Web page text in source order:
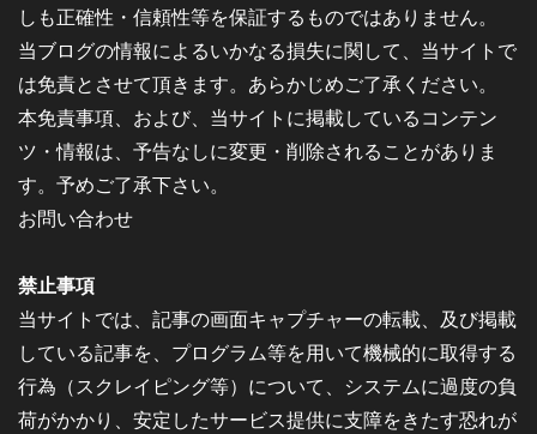
しも正確性・信頼性等を保証するものではありません。
当ブログの情報によるいかなる損失に関して、当サイトで
は免責とさせて頂きます。あらかじめご了承ください。
本免責事項、および、当サイトに掲載しているコンテン
ツ・情報は、予告なしに変更・削除されることがありま
す。予めご了承下さい。
お問い合わせ
禁止事項
当サイトでは、記事の画面キャプチャーの転載、及び掲載
している記事を、プログラム等を用いて機械的に取得する
行為（スクレイピング等）について、システムに過度の負
荷がかかり、安定したサービス提供に支障をきたす恐れが